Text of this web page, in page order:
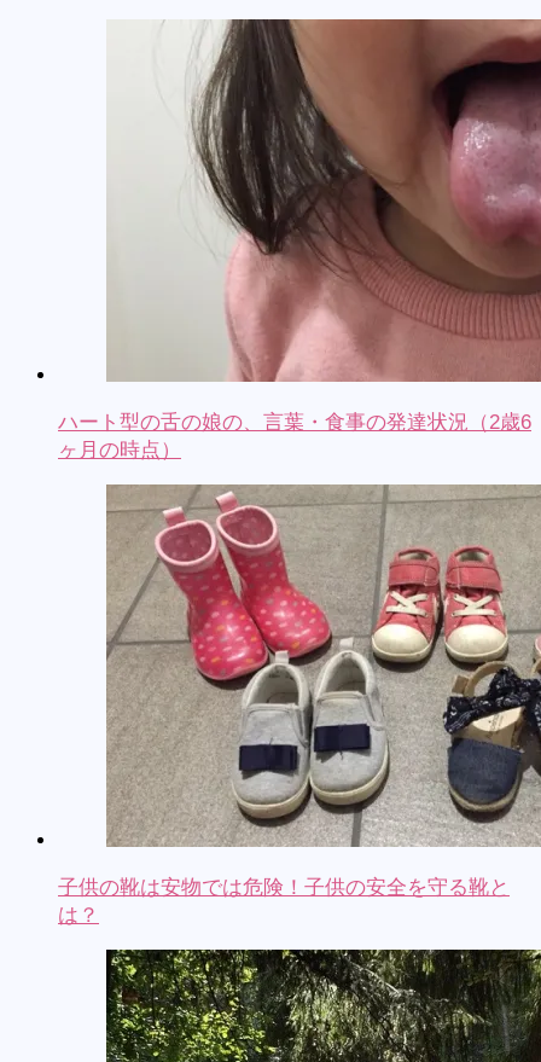
ハート型の舌の娘の、言葉・食事の発達状況（2歳6
ヶ月の時点）
子供の靴は安物では危険！子供の安全を守る靴と
は？